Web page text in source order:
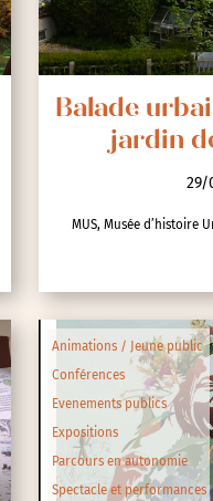
Balade
jardin
29/
MUS, Musée d’histoire
Animations / Jeune public
Conférences
Evenements publics
Expositions
Parcours en autonomie
Spectacle et performances